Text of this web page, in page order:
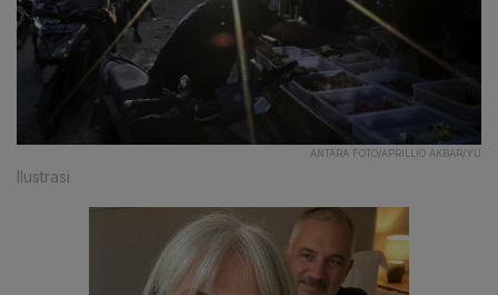
ANTARA FOTO/APRILLIO AKBAR/YU
llustrasi